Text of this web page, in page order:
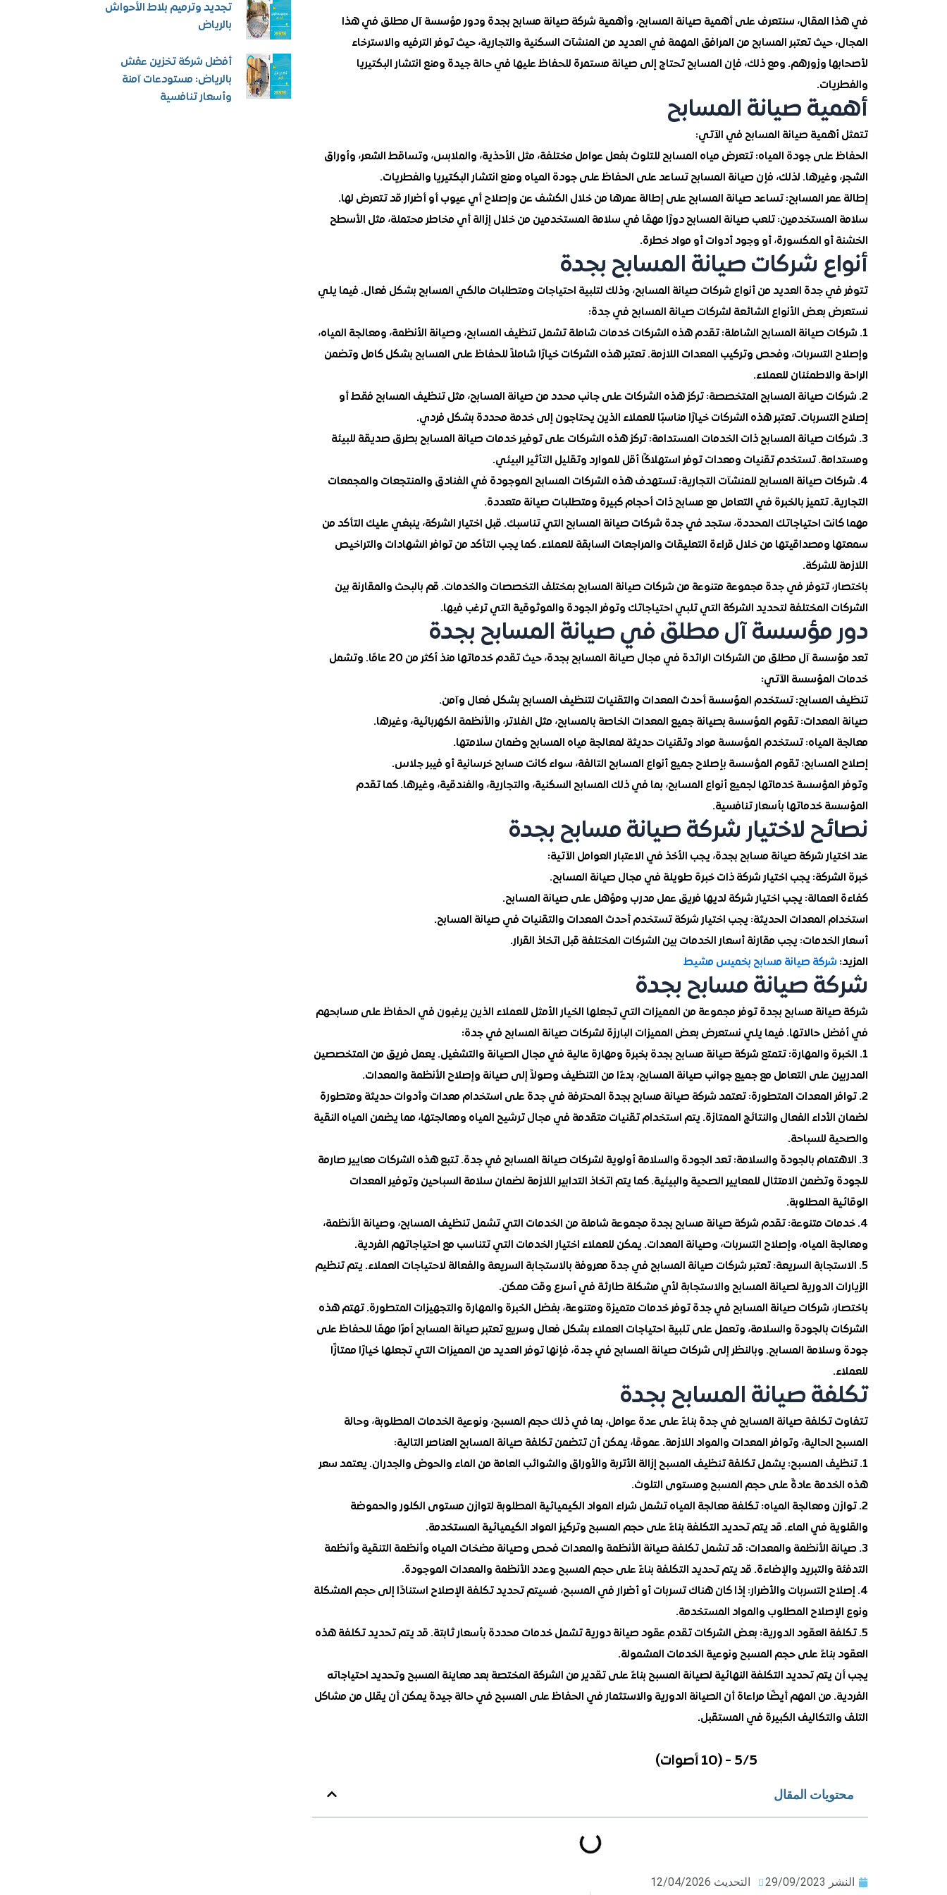
في هذا المقال، سنتعرف على أهمية صيانة المسابح، وأهمية شركة صيانة مسابح بجدة ودور مؤسسة آل مطلق في هذا
المجال، حيث تعتبر المسابح من المرافق المهمة في العديد من المنشآت السكنية والتجارية، حيث توفر الترفيه والاسترخاء
لأصحابها وزورهم. ومع ذلك، فإن المسابح تحتاج إلى صيانة مستمرة للحفاظ عليها في حالة جيدة ومنع انتشار البكتيريا
والفطريات.
أهمية صيانة المسابح
تتمثل أهمية صيانة المسابح في الآتي:
الحفاظ على جودة المياه: تتعرض مياه المسابح للتلوث بفعل عوامل مختلفة، مثل الأحذية، والملابس، وتساقط الشعر، وأوراق
الشجر، وغيرها. لذلك، فإن صيانة المسابح تساعد على الحفاظ على جودة المياه ومنع انتشار البكتيريا والفطريات.
إطالة عمر المسابح: تساعد صيانة المسابح على إطالة عمرها من خلال الكشف عن وإصلاح أي عيوب أو أضرار قد تتعرض لها.
سلامة المستخدمين: تلعب صيانة المسابح دورًا مهمًا في سلامة المستخدمين من خلال إزالة أي مخاطر محتملة، مثل الأسطح
الخشنة أو المكسورة، أو وجود أدوات أو مواد خطرة.
أنواع شركات صيانة المسابح بجدة
تتوفر في جدة العديد من أنواع شركات صيانة المسابح، وذلك لتلبية احتياجات ومتطلبات مالكي المسابح بشكل فعال. فيما يلي
نستعرض بعض الأنواع الشائعة لشركات صيانة المسابح في جدة:
1. شركات صيانة المسابح الشاملة: تقدم هذه الشركات خدمات شاملة تشمل تنظيف المسابح، وصيانة الأنظمة، ومعالجة المياه،
وإصلاح التسربات، وفحص وتركيب المعدات اللازمة. تعتبر هذه الشركات خيارًا شاملاً للحفاظ على المسابح بشكل كامل وتضمن
الراحة والاطمئنان للعملاء.
2. شركات صيانة المسابح المتخصصة: تركز هذه الشركات على جانب محدد من صيانة المسابح، مثل تنظيف المسابح فقط أو
إصلاح التسربات. تعتبر هذه الشركات خيارًا مناسبًا للعملاء الذين يحتاجون إلى خدمة محددة بشكل فردي.
3. شركات صيانة المسابح ذات الخدمات المستدامة: تركز هذه الشركات على توفير خدمات صيانة المسابح بطرق صديقة للبيئة
ومستدامة. تستخدم تقنيات ومعدات توفر استهلاكًا أقل للموارد وتقليل التأثير البيئي.
4. شركات صيانة المسابح للمنشآت التجارية: تستهدف هذه الشركات المسابح الموجودة في الفنادق والمنتجعات والمجمعات
التجارية. تتميز بالخبرة في التعامل مع مسابح ذات أحجام كبيرة ومتطلبات صيانة متعددة.
مهما كانت احتياجاتك المحددة، ستجد في جدة شركات صيانة المسابح التي تناسبك. قبل اختيار الشركة، ينبغي عليك التأكد من
سمعتها ومصداقيتها من خلال قراءة التعليقات والمراجعات السابقة للعملاء. كما يجب التأكد من توافر الشهادات والتراخيص
اللازمة للشركة.
باختصار، تتوفر في جدة مجموعة متنوعة من شركات صيانة المسابح بمختلف التخصصات والخدمات. قم بالبحث والمقارنة بين
الشركات المختلفة لتحديد الشركة التي تلبي احتياجاتك وتوفر الجودة والموثوقية التي ترغب فيها.
دور مؤسسة آل مطلق في صيانة المسابح بجدة
تعد مؤسسة آل مطلق من الشركات الرائدة في مجال صيانة المسابح بجدة، حيث تقدم خدماتها منذ أكثر من 20 عامًا. وتشمل
خدمات المؤسسة الآتي:
تنظيف المسابح: تستخدم المؤسسة أحدث المعدات والتقنيات لتنظيف المسابح بشكل فعال وآمن.
صيانة المعدات: تقوم المؤسسة بصيانة جميع المعدات الخاصة بالمسابح، مثل الفلاتر، والأنظمة الكهربائية، وغيرها.
معالجة المياه: تستخدم المؤسسة مواد وتقنيات حديثة لمعالجة مياه المسابح وضمان سلامتها.
إصلاح المسابح: تقوم المؤسسة بإصلاح جميع أنواع المسابح التالفة، سواء كانت مسابح خرسانية أو فيبر جلاس.
وتوفر المؤسسة خدماتها لجميع أنواع المسابح، بما في ذلك المسابح السكنية، والتجارية، والفندقية، وغيرها. كما تقدم
المؤسسة خدماتها بأسعار تنافسية.
نصائح لاختيار شركة صيانة مسابح بجدة
عند اختيار شركة صيانة مسابح بجدة، يجب الأخذ في الاعتبار العوامل الآتية:
خبرة الشركة: يجب اختيار شركة ذات خبرة طويلة في مجال صيانة المسابح.
كفاءة العمالة: يجب اختيار شركة لديها فريق عمل مدرب ومؤهل على صيانة المسابح.
استخدام المعدات الحديثة: يجب اختيار شركة تستخدم أحدث المعدات والتقنيات في صيانة المسابح.
أسعار الخدمات: يجب مقارنة أسعار الخدمات بين الشركات المختلفة قبل اتخاذ القرار.
المزيد: شركة صيانة مسابح بخميس مشيط
شركة صيانة مسابح بجدة
شركة صيانة مسابح بجدة توفر مجموعة من المميزات التي تجعلها الخيار الأمثل للعملاء الذين يرغبون في الحفاظ على مسابحهم
في أفضل حالاتها. فيما يلي نستعرض بعض المميزات البارزة لشركات صيانة المسابح في جدة:
1. الخبرة والمهارة: تتمتع شركة صيانة مسابح بجدة بخبرة ومهارة عالية في مجال الصيانة والتشغيل. يعمل فريق من المتخصصين
المدربين على التعامل مع جميع جوانب صيانة المسابح، بدءًا من التنظيف وصولاً إلى صيانة وإصلاح الأنظمة والمعدات.
2. توافر المعدات المتطورة: تعتمد شركة صيانة مسابح بجدة المحترفة في جدة على استخدام معدات وأدوات حديثة ومتطورة
لضمان الأداء الفعال والنتائج الممتازة. يتم استخدام تقنيات متقدمة في مجال ترشيح المياه ومعالجتها، مما يضمن المياه النقية
والصحية للسباحة.
3. الاهتمام بالجودة والسلامة: تعد الجودة والسلامة أولوية لشركات صيانة المسابح في جدة. تتبع هذه الشركات معايير صارمة
للجودة وتضمن الامتثال للمعايير الصحية والبيئية. كما يتم اتخاذ التدابير اللازمة لضمان سلامة السباحين وتوفير المعدات
الوقائية المطلوبة.
4. خدمات متنوعة: تقدم شركة صيانة مسابح بجدة مجموعة شاملة من الخدمات التي تشمل تنظيف المسابح، وصيانة الأنظمة،
ومعالجة المياه، وإصلاح التسربات، وصيانة المعدات. يمكن للعملاء اختيار الخدمات التي تتناسب مع احتياجاتهم الفردية.
5. الاستجابة السريعة: تعتبر شركات صيانة المسابح في جدة معروفة بالاستجابة السريعة والفعالة لاحتياجات العملاء. يتم تنظيم
الزيارات الدورية لصيانة المسابح والاستجابة لأي مشكلة طارئة في أسرع وقت ممكن.
باختصار، شركات صيانة المسابح في جدة توفر خدمات متميزة ومتنوعة، بفضل الخبرة والمهارة والتجهيزات المتطورة. تهتم هذه
الشركات بالجودة والسلامة، وتعمل على تلبية احتياجات العملاء بشكل فعال وسريع تعتبر صيانة المسابح أمرًا مهمًا للحفاظ على
جودة وسلامة المسابح. وبالنظر إلى شركات صيانة المسابح في جدة، فإنها توفر العديد من المميزات التي تجعلها خيارًا ممتازًا
للعملاء.
تكلفة صيانة المسابح بجدة
تتفاوت تكلفة صيانة المسابح في جدة بناءً على عدة عوامل، بما في ذلك حجم المسبح، ونوعية الخدمات المطلوبة، وحالة
المسبح الحالية، وتوافر المعدات والمواد اللازمة. عمومًا، يمكن أن تتضمن تكلفة صيانة المسابح العناصر التالية:
1. تنظيف المسبح: يشمل تكلفة تنظيف المسبح إزالة الأتربة والأوراق والشوائب العامة من الماء والحوض والجدران. يعتمد سعر
هذه الخدمة عادةً على حجم المسبح ومستوى التلوث.
2. توازن ومعالجة المياه: تكلفة معالجة المياه تشمل شراء المواد الكيميائية المطلوبة لتوازن مستوى الكلور والحموضة
والقلوية في الماء. قد يتم تحديد التكلفة بناءً على حجم المسبح وتركيز المواد الكيميائية المستخدمة.
3. صيانة الأنظمة والمعدات: قد تشمل تكلفة صيانة الأنظمة والمعدات فحص وصيانة مضخات المياه وأنظمة التنقية وأنظمة
التدفئة والتبريد والإضاءة. قد يتم تحديد التكلفة بناءً على حجم المسبح وعدد الأنظمة والمعدات الموجودة.
4. إصلاح التسربات والأضرار: إذا كان هناك تسربات أو أضرار في المسبح، فسيتم تحديد تكلفة الإصلاح استنادًا إلى حجم المشكلة
ونوع الإصلاح المطلوب والمواد المستخدمة.
5. تكلفة العقود الدورية: بعض الشركات تقدم عقود صيانة دورية تشمل خدمات محددة بأسعار ثابتة. قد يتم تحديد تكلفة هذه
العقود بناءً على حجم المسبح ونوعية الخدمات المشمولة.
يجب أن يتم تحديد التكلفة النهائية لصيانة المسبح بناءً على تقدير من الشركة المختصة بعد معاينة المسبح وتحديد احتياجاته
الفردية. من المهم أيضًا مراعاة أن الصيانة الدورية والاستثمار في الحفاظ على المسبح في حالة جيدة يمكن أن يقلل من مشاكل
التلف والتكاليف الكبيرة في المستقبل.
5/5 - (10 أصوات)
محتويات المقال
النشر 29/09/2023 التحديث 12/04/2026
تجديد وترميم بلاط الأحواش
بالرياض
أفضل شركة تخزين عفش
بالرياض: مستودعات آمنة
وأسعار تنافسية